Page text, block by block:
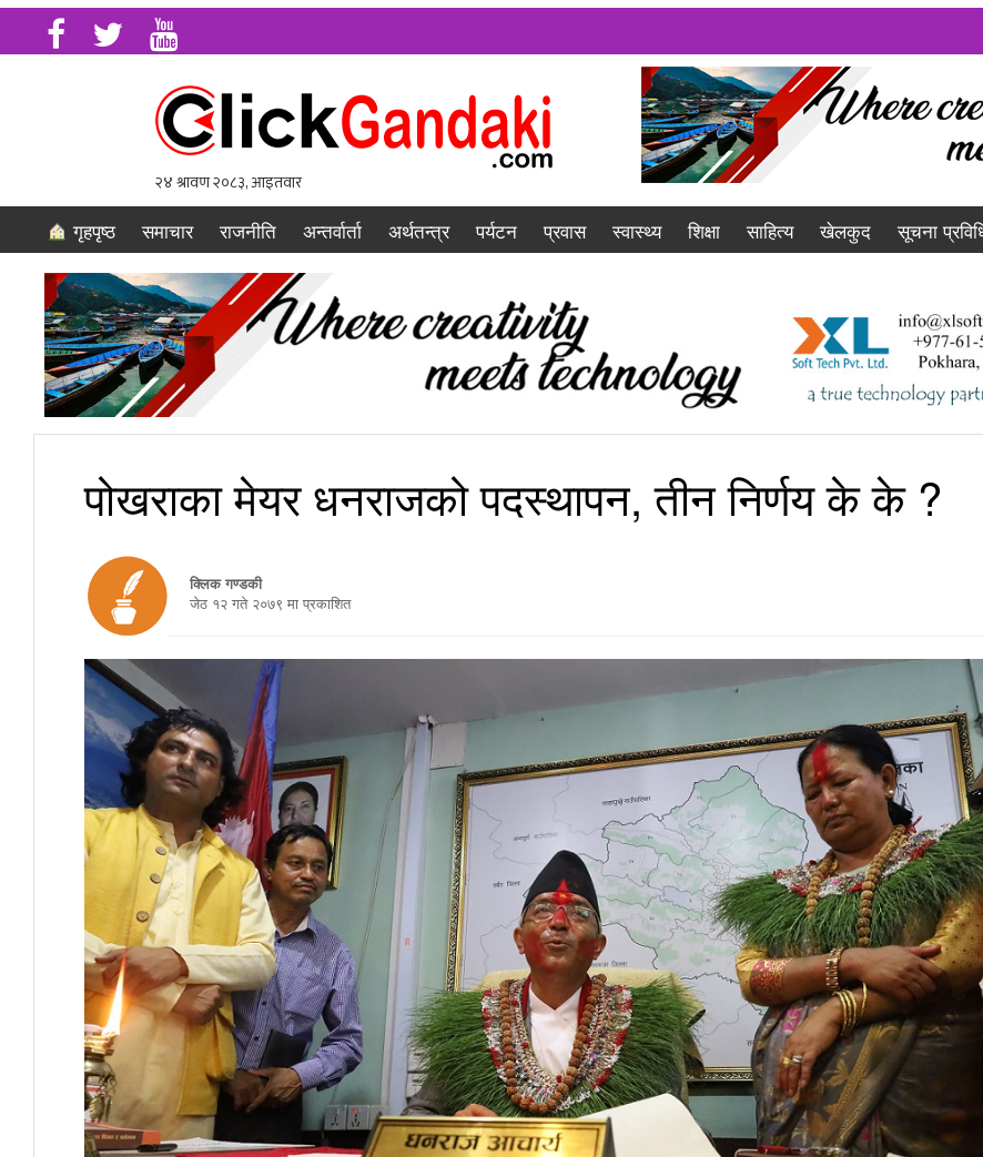
गृहपृष्ठ समाचार राजनीति अन्तर्वार्ता अर्थतन्त्र पर्यटन प्रवास स्वास्थ्य शिक्षा साहित्य खेलकुद सूचना
पोखराका मेयर धनराजको पदस्थापन, तीन निर्णय के के ?
क्लिक गण्डकी
जेठ १२ गते २०७९ मा प्रकाशित